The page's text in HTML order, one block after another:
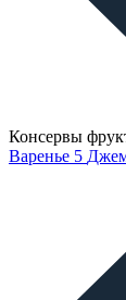
Консервы
Варенье 5